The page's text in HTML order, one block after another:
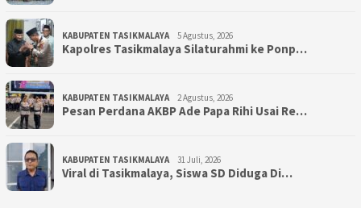
KABUPATEN TASIKMALAYA 5 Agustus, 2026
Kapolres Tasikmalaya Silaturahmi ke Ponp…
KABUPATEN TASIKMALAYA 2 Agustus, 2026
Pesan Perdana AKBP Ade Papa Rihi Usai Re…
KABUPATEN TASIKMALAYA 31 Juli, 2026
Viral di Tasikmalaya, Siswa SD Diduga Di…